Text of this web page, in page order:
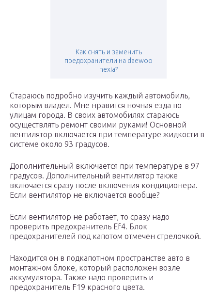
Как снять и заменить
предохранители на daewoo
nexia?
Стараюсь подробно изучить каждый автомобиль,
которым владел. Мне нравится ночная езда по
улицам города. В своих автомобилях стараюсь
осуществлять ремонт своими руками! Основной
вентилятор включается при температуре жидкости в
системе около 93 градусов.
Дополнительный включается при температуре в 97
градусов. Дополнительный вентилятор также
включается сразу после включения кондиционера.
Если вентилятор не включается вообще?
Если вентилятор не работает, то сразу надо
проверить предохранитель Ef4. Блок
предохранителей под капотом отмечен стрелочкой.
Находится он в подкапотном пространстве авто в
монтажном блоке, который расположен возле
аккумулятора. Также надо проверить и
предохранитель F19 красного цвета.